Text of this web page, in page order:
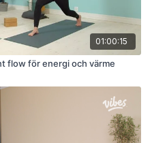
01:00:15
flow för energi och värme